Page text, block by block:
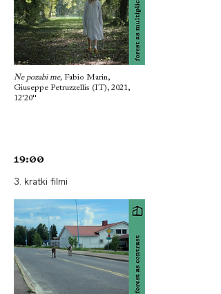
Ne pozabi me, Fabio Marin,
Giuseppe Petruzzellis (IT), 2021,
12'20''
19:00
3. kratki filmi